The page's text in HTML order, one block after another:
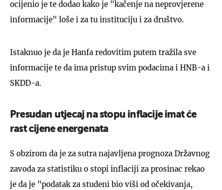
ocijenio je te dodao kako je "kačenje na neprovjerene
informacije" loše i za tu instituciju i za društvo.
Istaknuo je da je Hanfa redovitim putem tražila sve
informacije te da ima pristup svim podacima i HNB-a i
SKDD-a.
Presudan utjecaj na stopu inflacije imat će
rast cijene energenata
S obzirom da je za sutra najavljena prognoza Državnog
zavoda za statistiku o stopi inflaciji za prosinac rekao
je da je "podatak za studeni bio viši od očekivanja,